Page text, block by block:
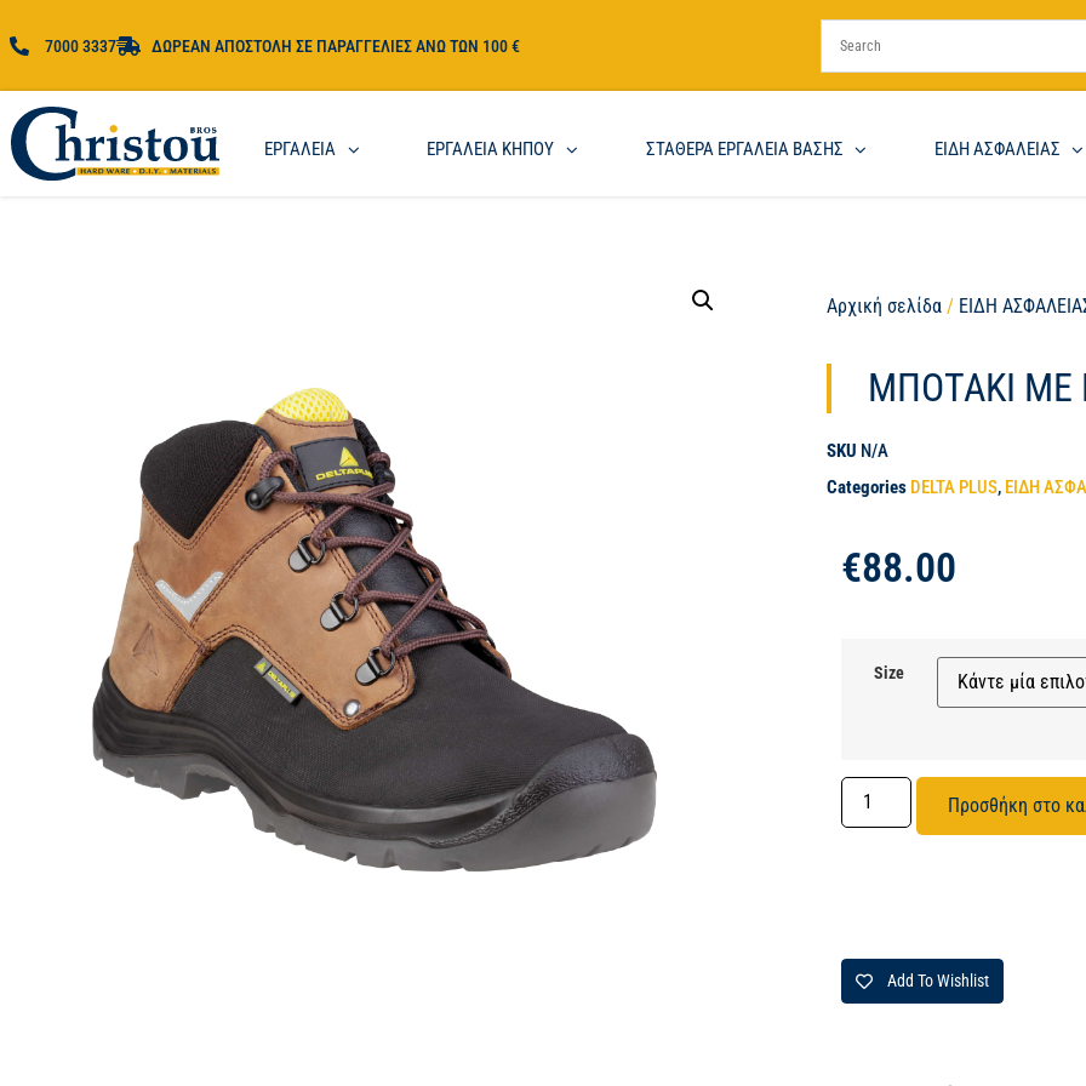
7000 3337 ΔΩΡΕΑΝ ΑΠΟΣΤΟΛΗ ΣΕ ΠΑΡΑΓΓΕΛΙΕΣ ΑΝΩ ΤΩΝ 100 €
ΕΡΓΑΛΕΙΑ ΕΡΓΑΛΕΙΑ ΚΗΠΟΥ ΣΤΑΘΕΡΑ ΕΡΓΑΛΕΙΑ ΒΑΣΗΣ ΕΙΔΗ ΑΣΦΑΛΕΙΑΣ
Αρχική σελίδα / ΕΙΔΗ
ΜΠΟΤΑΚΙ ΜΕ
SKU N/A
Categories DELTA PLUS, ΕΙΔΗ
€88.00
Size
Προσθήκη στο
Add To Wishlist